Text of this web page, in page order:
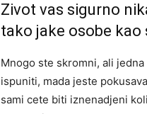
Zivot vas sigurno
tako jake osobe kao
Mnogo ste skromni, ali
ispuniti, mada jeste
sami cete biti iznenadjeni